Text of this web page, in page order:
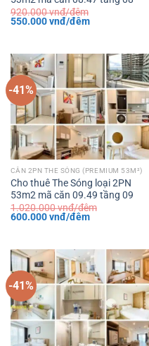
920.000vnđ/đêm
Giá
đêm.
550.000vnđ/đêmGiá
550.000 vnđ/
đêm.
-41%
CĂN 2PN THE SÓNG (PREMIUM 53M²)
Cho thuê The Sóng loại 2PN
53m2 mã căn 09.49 tầng 09
1.020.000vnđ/đêm
Giá
đêm.
600.000vnđ/đêmGiá
600.000 vnđ/
đêm.
-41%